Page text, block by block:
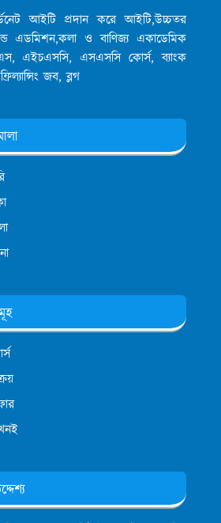
আইটি প্রদান করে আইটি,উচ্চতর
এডমিশন,কলা ও বাণিজ্য একাডেমিক
এইচএসসি, এসএসসি কোর্স, ব্যাংক
জব, ব্লগ